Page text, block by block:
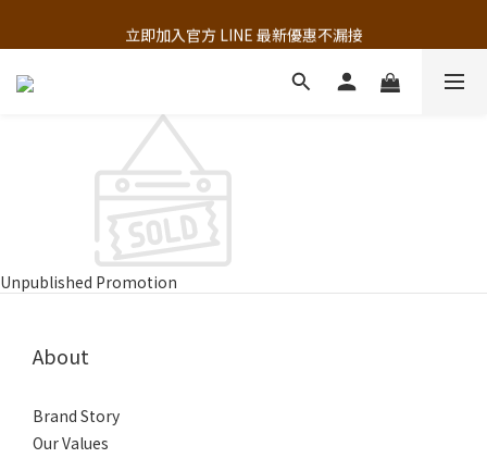
追蹤歐樂芬的Facebook，隨時掌握最新資訊！
立即加入官方 LINE 最新優惠不漏接
追蹤歐樂芬的Facebook，隨時掌握最新資訊！
Unpublished Promotion
About
Brand Story
Our Values